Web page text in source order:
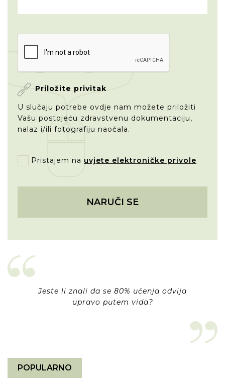
Priložite privitak
U slučaju potrebe ovdje nam možete priložiti
Vašu postojeću zdravstvenu dokumentaciju,
nalaz i/ili fotografiju naočala.
Pristajem na uvjete elektroničke privole
NARUČI SE
Jeste li znali da se 80% učenja odvija
upravo putem vida?
POPULARNO